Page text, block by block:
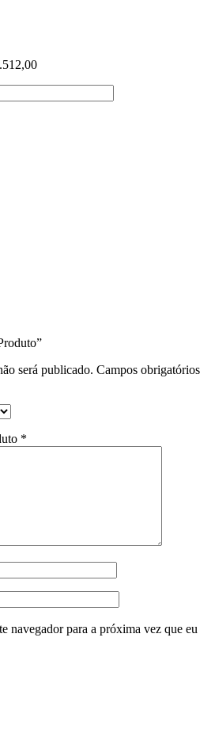
será publicado. Campos obrigatórios
*
navegador para a próxima vez que eu